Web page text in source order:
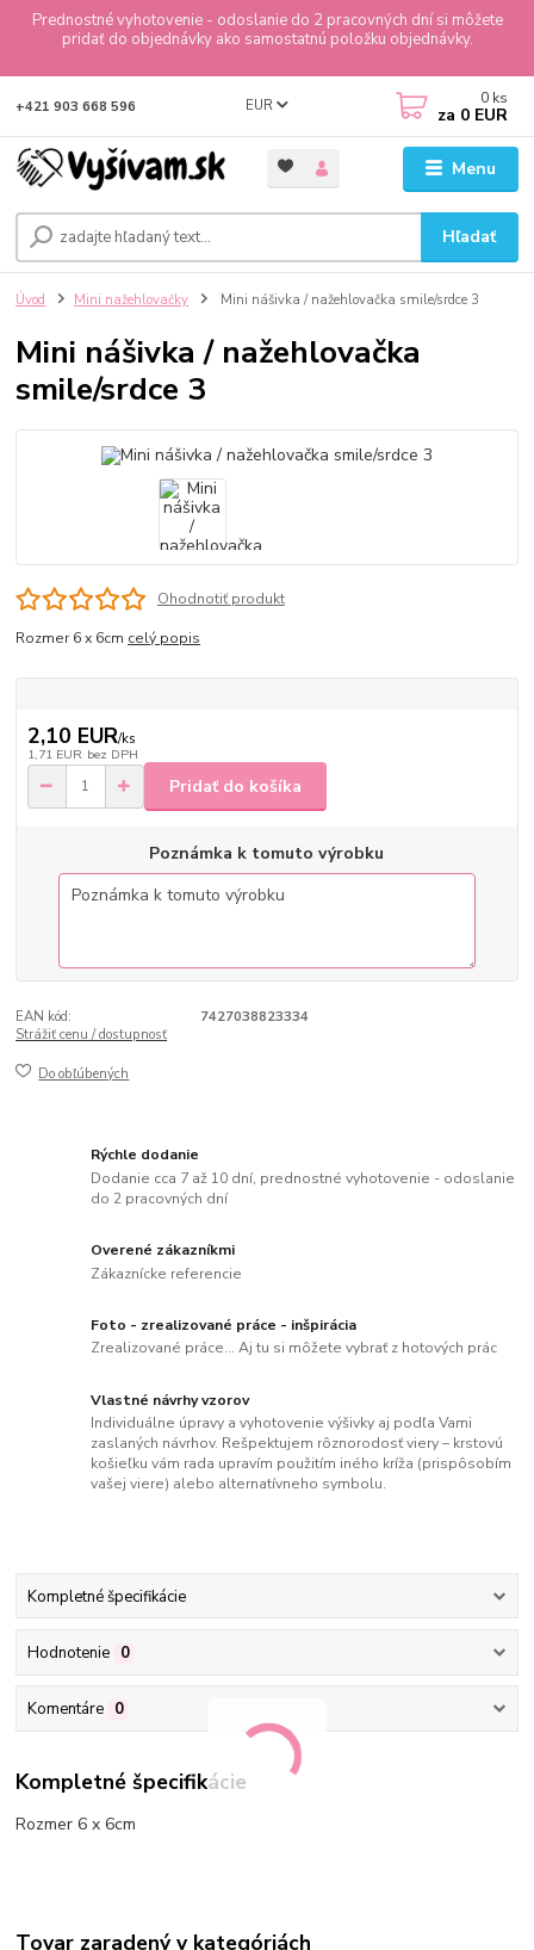
Prednostné vyhotovenie - odoslanie do 2 pracovných dní si môžete
pridať do objednávky ako samostatnú položku objednávky.
Menu
EUR
Hľadať
+421 903 668 596 0 ks
za 0 EUR
Úvod Mini nažehlovačky Mini nášivka / nažehlovačka smile/srdce 3
Mini nášivka / nažehlovačka
smile/srdce 3
Ohodnotiť produkt
Rozmer 6 x 6cm celý popis
2,10 EUR/ks
1,71 EUR bez DPH
Pridať do košíka
Poznámka k tomuto výrobku
EAN kód:
7427038823334
Strážiť cenu / dostupnosť
Do obľúbených
Rýchle dodanie
Dodanie cca 7 až 10 dní, prednostné vyhotovenie - odoslanie
do 2 pracovných dní
Overené zákazníkmi
Zákaznícke referencie
Foto - zrealizované práce - inšpirácia
Zrealizované práce... Aj tu si môžete vybrať z hotových prác
Vlastné návrhy vzorov
Individuálne úpravy a vyhotovenie výšivky aj podľa Vami
zaslaných návrhov. Rešpektujem rôznorodosť viery – krstovú
košieľku vám rada upravím použitím iného kríža (prispôsobím
vašej viere) alebo alternatívneho symbolu.
Kompletné špecifikácie
Hodnotenie 0
Komentáre 0
Kompletné špecifikácie
Rozmer 6 x 6cm
Tovar zaradený v kategóriách